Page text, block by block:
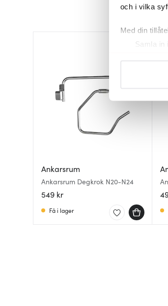
och i vilka
Med din
Samla in
eller dra
Vi använder
att vi kan
Ankarsrum
Ankarsrum Degkrok N20-N24
549 kr
Få i lager